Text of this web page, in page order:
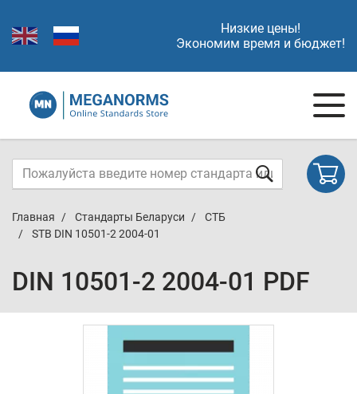
Низкие цены!
Экономим время и бюджет!
Главная Стандарты Беларуси
СТБ
STB DIN 10501-2 2004-01
DIN 10501-2 2004-01 PDF